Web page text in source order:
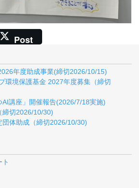
Post
年度助成事業(締切2026/10/15)
環境保護基金 2027年度募集（締切
AI講座」開催報告(2026/7/18実施)
締切2026/10/30)
団体助成（締切2026/10/30)